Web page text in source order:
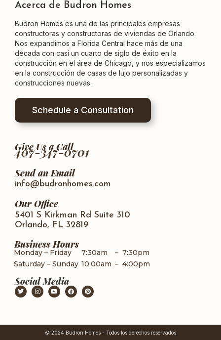
Acerca de Budron Homes
Budron Homes es una de las principales empresas
constructoras y constructoras de viviendas de Orlando.
Nos expandimos a Florida Central hace más de una
década con casi un cuarto de siglo de éxito en la
construcción en el área de Chicago, y nos especializamos
en la construcción de casas de lujo personalizadas y
construcciones nuevas.
Schedule a Consultation
Give Us a Call
407-347-0701
Send an Email
info@budronhomes.com
Our Office
5401 S Kirkman Rd Suite 310
Orlando, FL 32819
Business Hours
Monday – Friday 7:30am – 7:30pm
Saturday – Sunday 10:00am – 4:00pm
Social Media
© 2024 Budron Homes - Todos los derechos reservados